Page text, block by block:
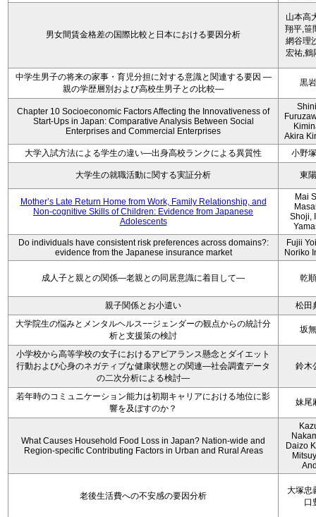
男女間賃金格差の国際比較と日本における要因分析
山本高
翔平,笹
網谷理
宏祐,鶴
中学生男子の将来の家事・育児分担に対する意識と関連する要因 ―
親の学歴層別および高校生男子との比較―
黒
Chapter 10 Socioeconomic Factors Affecting the Innovativeness of
Start-Ups in Japan: Comparative Analysis Between Social
Enterprises and Commercial Enterprises
Akira
大学入試方法による学生の違い―出身高校ランクによる異質性
小野
大学生の就職活動に関する実証分析 東
Mother’s Late Return Home from Work, Family Relationship, and
Non-cognitive Skills of Children: Evidence from Japanese
Adolescents
Mai
Shoji,
Do individuals have consistent risk preferences across domains?:
evidence from the Japanese insurance market
Fujii
Noriko
成人子と親との関係―老親との同居意識に着目して― 乾
親子関係とお小遣い
松田
大学院生の悩みとメンタルヘルス−−ジェンダーの観点からの統計分
析と支援策の検討
坂
小学校から高等学校の女子におけるアピアランス懸念とダイエット
行動および心身のネガティブな健康状態との関連―社会調査データ
の二次分析による検討―
鈴木
若年時のコミュニケーション能力は初期キャリアにおける地位に影
響を及ぼすのか？
妹尾
What Causes Household Food Loss in Japan? Nation-wide and
Region-specific Contributing Factors in Urban and Rural Areas
Daizo
老後生活費への不安感の要因分析
大塚忠
口